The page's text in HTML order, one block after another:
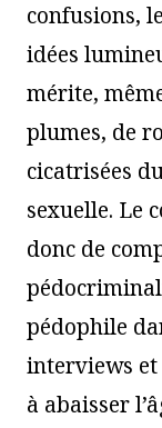
confusions,
idées
mérite,
plumes, de
cicatrisées
sexuelle. Le
donc de
pédophile
interviews
à abaisser